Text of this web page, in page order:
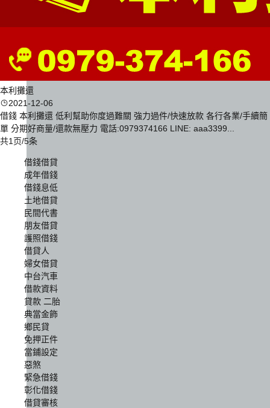
本利攤還
2021-12-06
借錢 本利攤還 低利幫助你度過難關 強力過件/快速放款 各行各業/手續簡
單 分期好商量/還款無壓力 電話:0979374166 LINE: aaa3399...
共1页/5条
借錢借貸
成年借錢
借錢息低
土地借貸
民間代書
朋友借貸
護照借錢
借貸人
婦女借貸
中台汽車
借款資料
貸款 二胎
典當金飾
鄉民貸
免押正件
當鋪設定
惡煞
緊急借錢
彰化借錢
借貸審核